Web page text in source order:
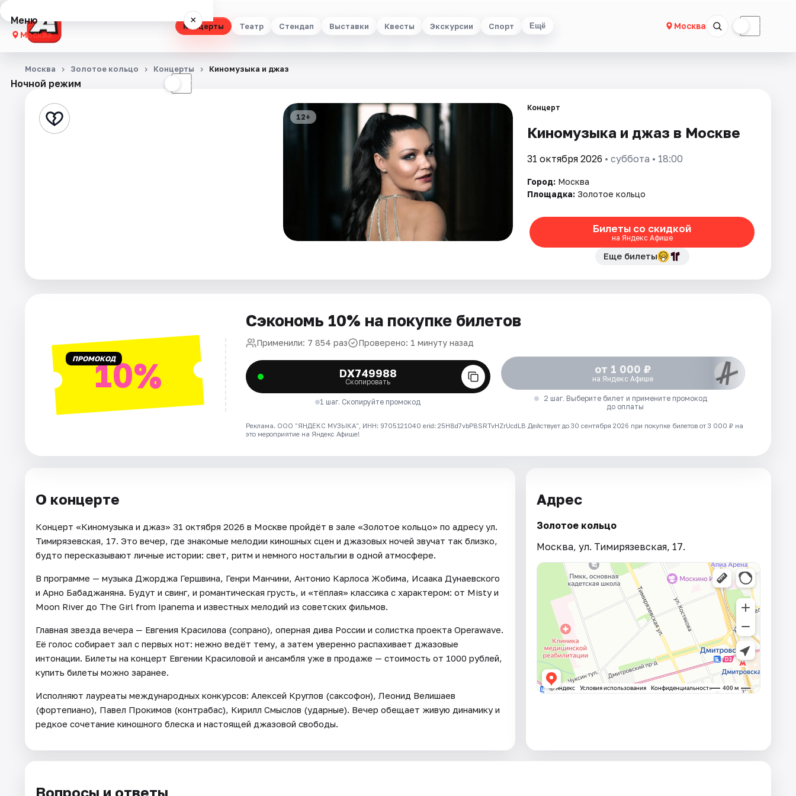
Концерты Театр Стендап Выставки Квесты Экскурсии Спорт Ещё Москва ☾
Меню ×
Москва
Концерты
Стендап
Артисты
Ночной режим ☾
Москва Золотое кольцо Концерты Киномузыка и джаз
12+
Концерт
Киномузыка и джаз в Москве
31 октября 2026 • суббота • 18:00
Город: Москва
Площадка: Золотое кольцо
Билеты со скидкой
на Яндекс Афише
Еще билеты
ПРОМОКОД10%
Сэкономь 10% на покупке билетов
Применили: 7 854 раз Проверено: 1 минуту назад
DX749988
Скопировать
1 шаг. Скопируйте промокод
от 1 000 ₽
на Яндекс Афише
2 шаг. Выберите билет и примените промокод
до оплаты
Реклама. ООО "ЯНДЕКС МУЗЫКА", ИНН: 9705121040 erid: 25H8d7vbP8SRTvHZrUcdLB Действует до 30 сентября 2026 при покупке билетов от 3 000 ₽ на
это мероприятие на Яндекс Афише!
О концерте
Концерт «Киномузыка и джаз» 31 октября 2026 в Москве пройдёт в зале «Золотое кольцо» по адресу ул.
Тимирязевская, 17. Это вечер, где знакомые мелодии киношных сцен и джазовых ночей звучат так близко,
будто пересказывают личные истории: свет, ритм и немного ностальгии в одной атмосфере.
В программе — музыка Джорджа Гершвина, Генри Манчини, Антонио Карлоса Жобима, Исаака Дунаевского
и Арно Бабаджаняна. Будут и свинг, и романтическая грусть, и «тёплая» классика с характером: от Misty и
Moon River до The Girl from Ipanema и известных мелодий из советских фильмов.
Главная звезда вечера — Евгения Красилова (сопрано), оперная дива России и солистка проекта Operawave.
Её голос собирает зал с первых нот: нежно ведёт тему, а затем уверенно распахивает джазовые
интонации. Билеты на концерт Евгении Красиловой и ансамбля уже в продаже — стоимость от 1000 рублей,
купить билеты можно заранее.
Исполняют лауреаты международных конкурсов: Алексей Круглов (саксофон), Леонид Велишаев
(фортепиано), Павел Прокимов (контрабас), Кирилл Смыслов (ударные). Вечер обещает живую динамику и
редкое сочетание киношного блеска и настоящей джазовой свободы.
Адрес
Золотое кольцо
Москва, ул. Тимирязевская, 17.
Вопросы и ответы